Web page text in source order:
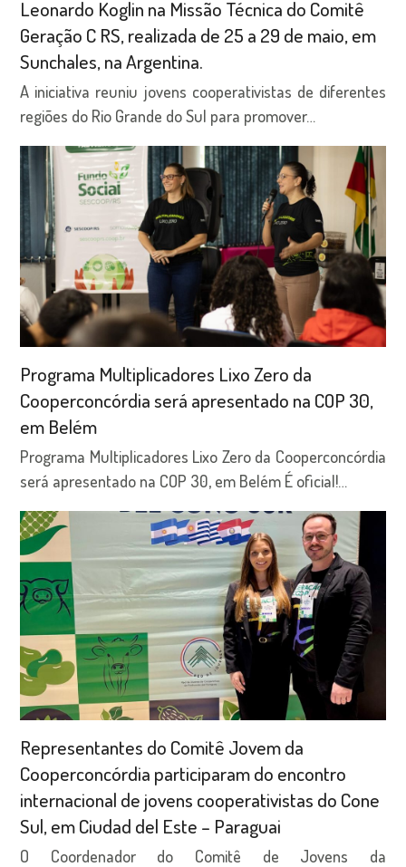
Leonardo Koglin na Missão Técnica do Comitê
Geração C RS, realizada de 25 a 29 de maio, em
Sunchales, na Argentina.
A iniciativa reuniu jovens cooperativistas de diferentes
regiões do Rio Grande do Sul para promover…
Programa Multiplicadores Lixo Zero da
Cooperconcórdia será apresentado na COP 30,
em Belém
Programa Multiplicadores Lixo Zero da Cooperconcórdia
será apresentado na COP 30, em Belém É oficial!…
Representantes do Comitê Jovem da
Cooperconcórdia participaram do encontro
internacional de jovens cooperativistas do Cone
Sul, em Ciudad del Este – Paraguai
O Coordenador do Comitê de Jovens da